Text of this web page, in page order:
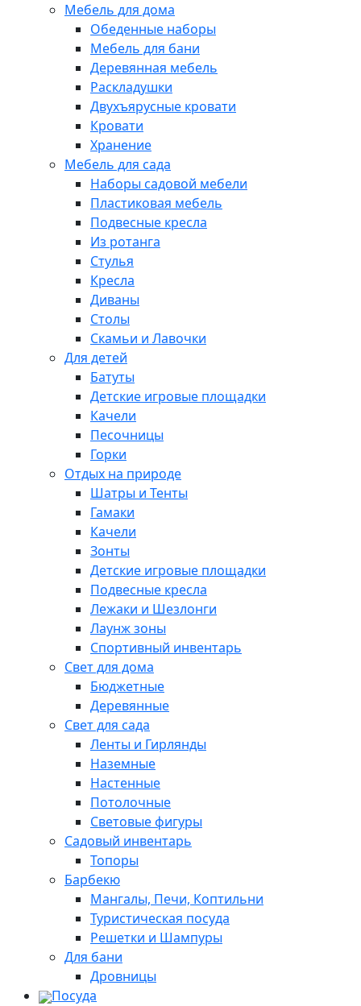
Мебель для дома
Обеденные наборы
Мебель для бани
Деревянная мебель
Раскладушки
Двухъярусные кровати
Кровати
Хранение
Мебель для сада
Наборы садовой мебели
Пластиковая мебель
Подвесные кресла
Из ротанга
Стулья
Кресла
Диваны
Столы
Скамьи и Лавочки
Для детей
Батуты
Детские игровые площадки
Качели
Песочницы
Горки
Отдых на природе
Шатры и Тенты
Гамаки
Качели
Зонты
Детские игровые площадки
Подвесные кресла
Лежаки и Шезлонги
Лаунж зоны
Спортивный инвентарь
Свет для дома
Бюджетные
Деревянные
Свет для сада
Ленты и Гирлянды
Наземные
Настенные
Потолочные
Световые фигуры
Садовый инвентарь
Топоры
Барбекю
Мангалы, Печи, Коптильни
Туристическая посуда
Решетки и Шампуры
Для бани
Дровницы
Посуда